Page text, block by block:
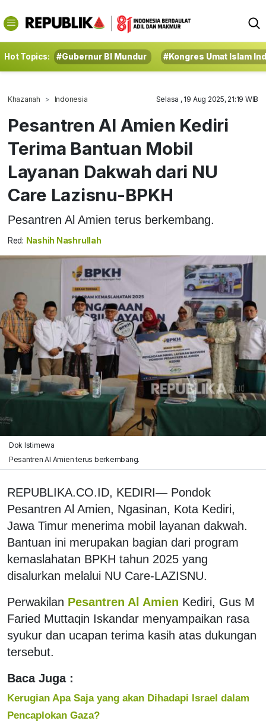
Hot Topics: #Gubernur BI Mundur #Kongres Umat Islam
Khazanah Indonesia Selasa , 19 Aug 2025, 21:19 WIB
Pesantren Al Amien Kediri
Terima Bantuan Mobil
Layanan Dakwah dari NU
Care Lazisnu-BPKH
Pesantren Al Amien terus berkembang.
Red: Nashih Nashrullah
Dok Istimewa
Pesantren Al Amien terus berkembang.
REPUBLIKA.CO.ID, KEDIRI— Pondok
Pesantren Al Amien, Ngasinan, Kota Kediri,
Jawa Timur menerima mobil layanan dakwah.
Bantuan ini merupakan bagian dari program
kemaslahatan BPKH tahun 2025 yang
disalurkan melalui NU Care-LAZISNU.
Perwakilan Pesantren Al Amien Kediri, Gus M
Faried Muttaqin Iskandar menyampaikan rasa
syukur dan ucapan terima kasih atas dukungan
tersebut.
Baca Juga :
Kerugian Apa Saja yang akan Dihadapi Israel dalam
Pencaplokan Gaza?